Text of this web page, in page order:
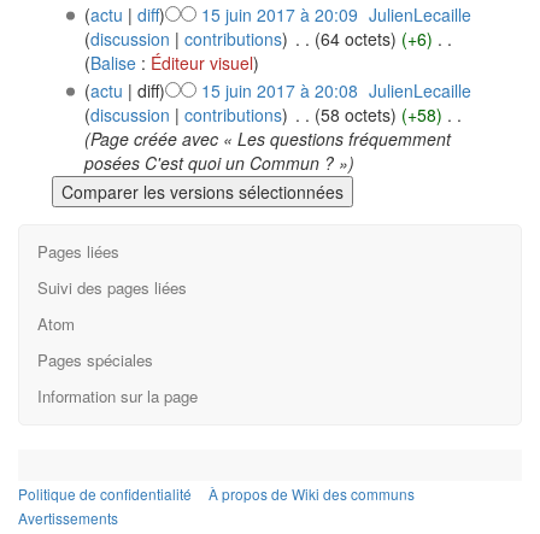
(actu | diff) 15 juin 2017 à 20:09 JulienLecaille
(discussion | contributions) . . (64 octets) (+6) . .
(Balise: Éditeur visuel)
(actu | diff) 15 juin 2017 à 20:08 JulienLecaille
(discussion | contributions) . . (58 octets) (+58) . .
(Page créée avec « Les questions fréquemment
posées C'est quoi un Commun ? »)
Pages liées
Suivi des pages liées
Atom
Pages spéciales
Information sur la page
Politique de confidentialité
À propos de Wiki des communs
Avertissements